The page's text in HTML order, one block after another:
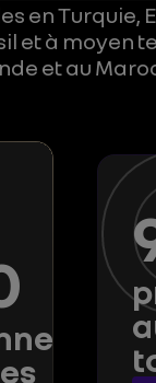
en Turquie,
et à moyen
et au